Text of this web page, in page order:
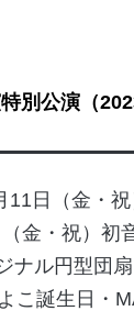
別公演（
11日（金・祝
（金・祝）初
ナル円型団
こ誕生日・